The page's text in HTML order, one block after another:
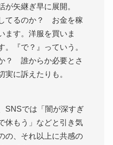
が矢継ぎ早に展開。
てるのか？ お金を稼
ます。洋服を買いま
。『で？』っていう。
？ 誰からか必要とさ
実に訴えたりも。
SNSでは「闇が深すぎ
休もう」などと引き気
の、それ以上に共感の